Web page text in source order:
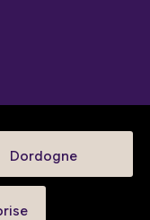
Dordogne